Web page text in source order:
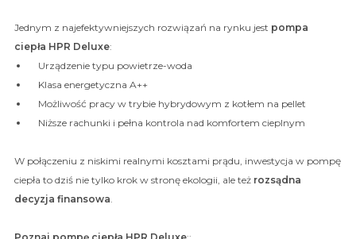
Jednym z najefektywniejszych rozwiązań na rynku jest pompa
ciepła HPR Deluxe:
Urządzenie typu powietrze-woda
Klasa energetyczna A++
Możliwość pracy w trybie hybrydowym z kotłem na pellet
Niższe rachunki i pełna kontrola nad komfortem cieplnym
W połączeniu z niskimi realnymi kosztami prądu, inwestycja w pompę
ciepła to dziś nie tylko krok w stronę ekologii, ale też rozsądna
decyzja finansowa.